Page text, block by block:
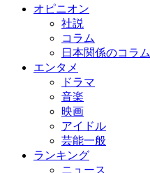
オピニオン
社説
コラム
日本関係のコラム
エンタメ
ドラマ
音楽
映画
アイドル
芸能一般
ランキング
ニュース